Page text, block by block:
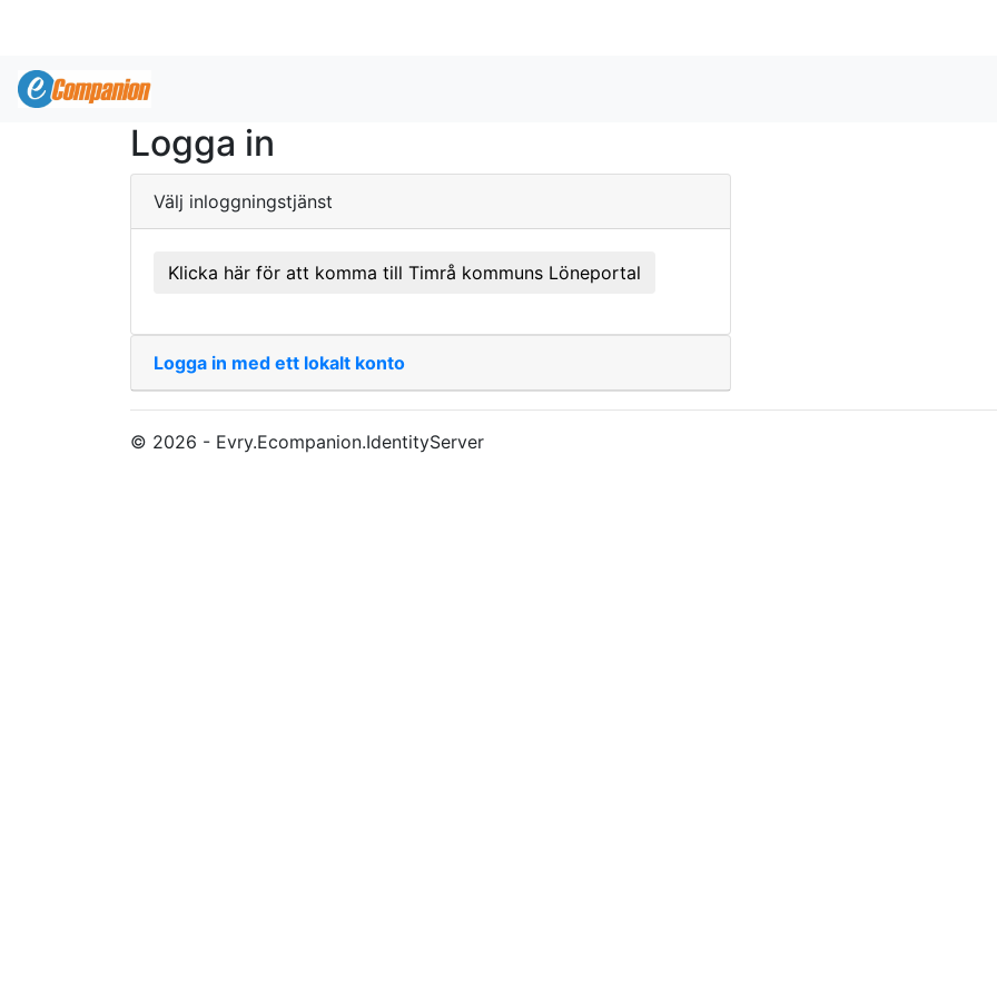
Logga in
Välj inloggningstjänst
Klicka här för att komma till Timrå kommuns Löneportal
Logga in med ett lokalt konto
© 2026 - Evry.Ecompanion.IdentityServer